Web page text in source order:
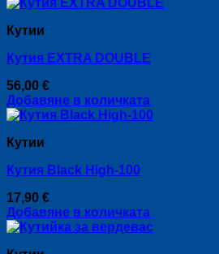
be
on
the
product
page
has
variants.
options
may
be
on
the
product
page
Кутии
Кутия EXTRA DOUBLE
56,00 €
Добавяне в количката
Кутии
Кутия Black High-100
17,90 €
Добавяне в количката